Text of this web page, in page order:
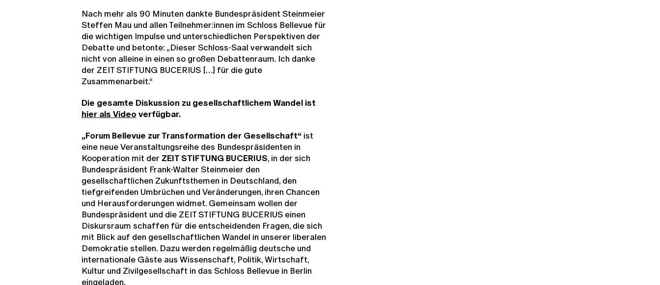
Nach mehr als 90 Minuten dankte Bundespräsident Steinmeier
Steffen Mau und allen Teilnehmer:innen im Schloss Bellevue für
die wichtigen Impulse und unterschiedlichen Perspektiven der
Debatte und betonte: „Dieser Schloss-Saal verwandelt sich
nicht von alleine in einen so großen Debattenraum. Ich danke
der ZEIT STIFTUNG BUCERIUS […] für die gute
Zusammenarbeit.“
Die gesamte Diskussion zu gesellschaftlichem Wandel ist
hier als Video verfügbar.
„Forum Bellevue zur Transformation der Gesellschaft“ ist
eine neue Veranstaltungsreihe des Bundespräsidenten in
Kooperation mit der ZEIT STIFTUNG BUCERIUS, in der sich
Bundespräsident Frank-Walter Steinmeier den
gesellschaftlichen Zukunftsthemen in Deutschland, den
tiefgreifenden Umbrüchen und Veränderungen, ihren Chancen
und Herausforderungen widmet. Gemeinsam wollen der
Bundespräsident und die ZEIT STIFTUNG BUCERIUS einen
Diskursraum schaffen für die entscheidenden Fragen, die sich
mit Blick auf den gesellschaftlichen Wandel in unserer liberalen
Demokratie stellen. Dazu werden regelmäßig deutsche und
internationale Gäste aus Wissenschaft, Politik, Wirtschaft,
Kultur und Zivilgesellschaft in das Schloss Bellevue in Berlin
eingeladen.